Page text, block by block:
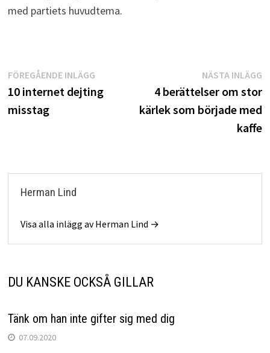
med partiets huvudtema.
Inläggsnavigering
FÖREGÅENDE INLÄGGFöregående
inlägg:
10 internet dejting
misstag
NÄSTA INLÄGG
4 berättelser om stor
kärlek som började med
kaffe
Herman Lind
Visa alla inlägg av Herman Lind →
DU KANSKE OCKSÅ GILLAR
Tänk om han inte gifter sig med dig
07.09.2020